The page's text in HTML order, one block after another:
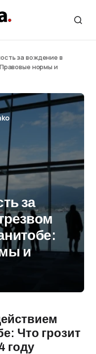
за вождение в
нормы и
за
и
Что грозит
году